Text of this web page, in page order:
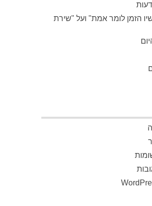
הזמן לומר אמת" ועל "שירת